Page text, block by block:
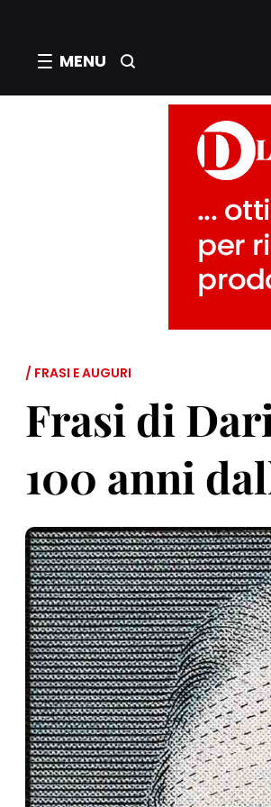
MENU
/ FRASI E AUGURI
Frasi di
100 anni